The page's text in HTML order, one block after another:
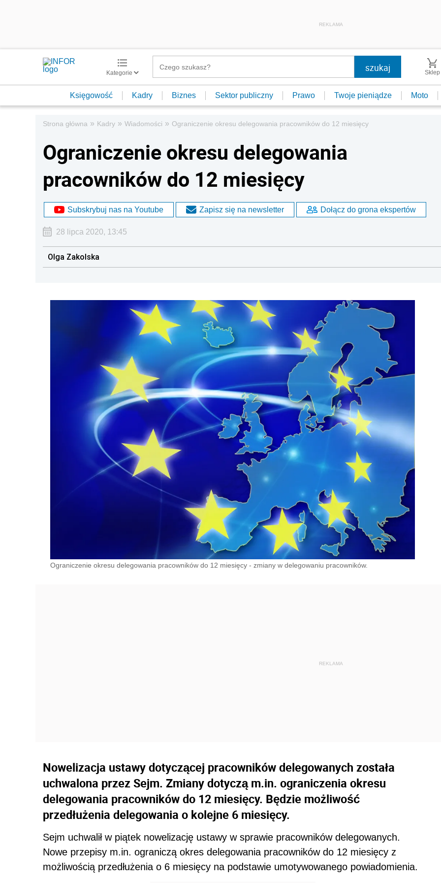
REKLAMA
Kategorie Sklep
Księgowość Kadry Biznes Sektor publiczny Prawo Twoje pieniądze Moto
Strona główna » Kadry » Wiadomości » Ograniczenie okresu delegowania pracowników do 12 miesięcy
Ograniczenie okresu delegowania
pracowników do 12 miesięcy
Subskrybuj nas na Youtube Zapisz się na newsletter Dołącz do grona ekspertów
28 lipca 2020, 13:45
Olga Zakolska
Ograniczenie okresu delegowania pracowników do 12 miesięcy - zmiany w delegowaniu pracowników.
Nowelizacja ustawy dotyczącej pracowników delegowanych została
uchwalona przez Sejm. Zmiany dotyczą m.in. ograniczenia okresu
delegowania pracowników do 12 miesięcy. Będzie możliwość
przedłużenia delegowania o kolejne 6 miesięcy.
Sejm uchwalił w piątek nowelizację ustawy w sprawie pracowników delegowanych.
Nowe przepisy m.in. ograniczą okres delegowania pracowników do 12 miesięcy z
możliwością przedłużenia o 6 miesięcy na podstawie umotywowanego powiadomienia.